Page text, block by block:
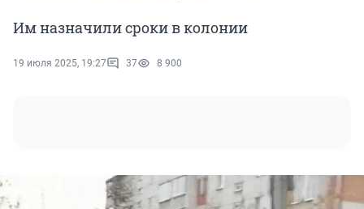
Им назначили сроки в колонии
19 июля 2025, 19:27 37 8 900